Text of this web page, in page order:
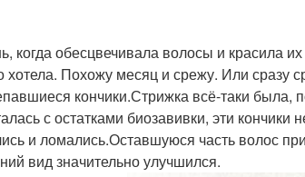
когда обесцвечивала волосы и красила
хотела. Похожу месяц и срежу. Или сразу
кончики.Стрижка всё-таки была,
с остатками биозавивки, эти
и ломались.Оставшуюся часть волос
вид значительно улучшился.